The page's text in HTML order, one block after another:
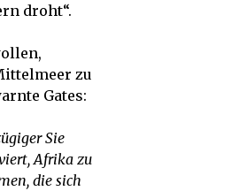
droht“.
zu
Gates:
Sie
Afrika zu
die sich